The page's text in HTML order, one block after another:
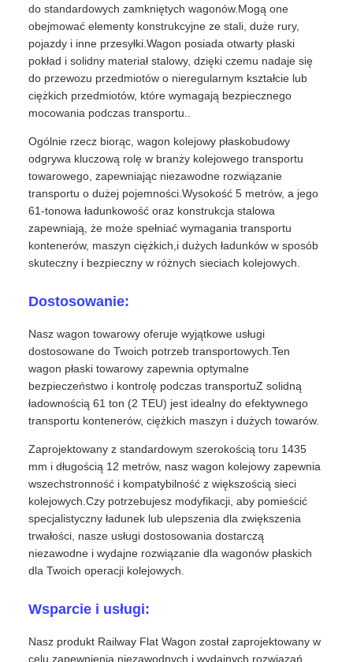
do standardowych zamkniętych wagonów.Mogą one
obejmować elementy konstrukcyjne ze stali, duże rury,
pojazdy i inne przesyłki.Wagon posiada otwarty płaski
pokład i solidny materiał stalowy, dzięki czemu nadaje się
do przewozu przedmiotów o nieregularnym kształcie lub
ciężkich przedmiotów, które wymagają bezpiecznego
mocowania podczas transportu..
Ogólnie rzecz biorąc, wagon kolejowy płaskobudowy
odgrywa kluczową rolę w branży kolejowego transportu
towarowego, zapewniając niezawodne rozwiązanie
transportu o dużej pojemności.Wysokość 5 metrów, a jego
61-tonowa ładunkowość oraz konstrukcja stalowa
zapewniają, że może spełniać wymagania transportu
kontenerów, maszyn ciężkich,i dużych ładunków w sposób
skuteczny i bezpieczny w różnych sieciach kolejowych.
Dostosowanie:
Nasz wagon towarowy oferuje wyjątkowe usługi
dostosowane do Twoich potrzeb transportowych.Ten
wagon płaski towarowy zapewnia optymalne
bezpieczeństwo i kontrolę podczas transportuZ solidną
ładownością 61 ton (2 TEU) jest idealny do efektywnego
transportu kontenerów, ciężkich maszyn i dużych towarów.
Zaprojektowany z standardowym szerokością toru 1435
mm i długością 12 metrów, nasz wagon kolejowy zapewnia
wszechstronność i kompatybilność z większością sieci
kolejowych.Czy potrzebujesz modyfikacji, aby pomieścić
specjalistyczny ładunek lub ulepszenia dla zwiększenia
trwałości, nasze usługi dostosowania dostarczą
niezawodne i wydajne rozwiązanie dla wagonów płaskich
dla Twoich operacji kolejowych.
Wsparcie i usługi:
Nasz produkt Railway Flat Wagon został zaprojektowany w
celu zapewnienia niezawodnych i wydajnych rozwiązań